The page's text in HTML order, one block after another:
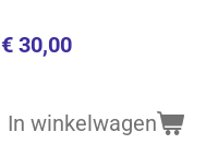
€ 30,00
In winkelwagen